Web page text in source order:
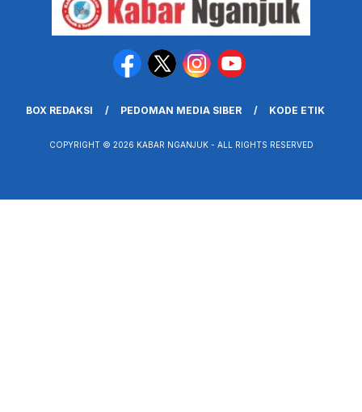
BOX REDAKSI PEDOMAN MEDIA SIBER KODE ETIK
COPYRIGHT © 2026 KABAR NGANJUK - ALL RIGHTS RESERVED